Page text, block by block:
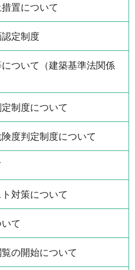
置について
定制度
ついて（建築基準法関係
制度について
度判定制度について
対策について
て
の開始について